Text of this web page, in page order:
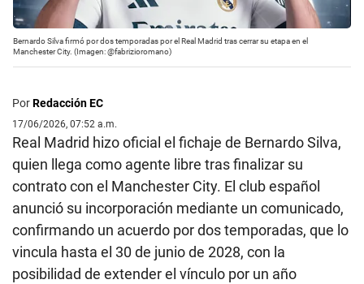
Bernardo Silva firmó por dos temporadas por el Real Madrid tras cerrar su etapa en el
Manchester City. (Imagen: @fabrizioromano)
PorRedacción EC
17/06/2026, 07:52 a.m.
Real Madrid hizo oficial el fichaje de Bernardo Silva,
quien llega como agente libre tras finalizar su
contrato con el Manchester City. El club español
anunció su incorporación mediante un comunicado,
confirmando un acuerdo por dos temporadas, que lo
vincula hasta el 30 de junio de 2028, con la
posibilidad de extender el vínculo por un año